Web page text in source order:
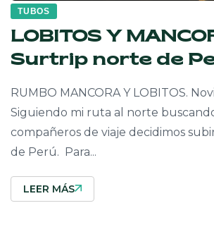
TUBOS
LOBITOS Y
Surtrip norte de
RUMBO MANCORA Y LOBITOS.
Siguiendo mi ruta al norte
compañeros de viaje decidimos
de Perú. Para...
LEER MÁS